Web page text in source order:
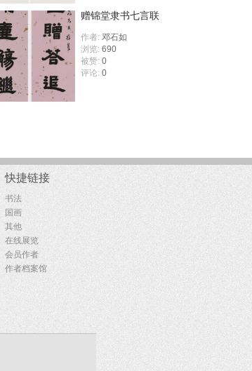
赠锦堂隶书七言联
作者: 邓石如
浏览: 690
被赞: 0
评论: 0
快捷链接
书法
国画
其他
在线展览
会员作者
作者档案馆